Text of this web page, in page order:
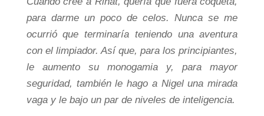
para darme un poco de celos. Nunca se me
ocurrió que terminaría teniendo una aventura
con el limpiador. Así que, para los principiantes,
le aumento su monogamia y, para mayor
seguridad, también le hago a Nigel una mirada
vaga y le bajo un par de niveles de inteligencia.